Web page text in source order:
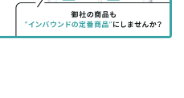
に
る